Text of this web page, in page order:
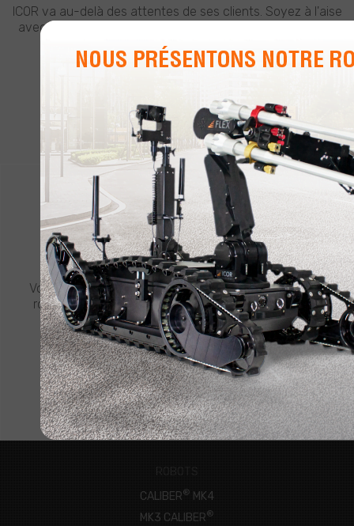
ICOR va au-delà des attentes de ses clients. Soyez à l'aise
avec le meilleur soutien de l'industrie d'ICOR, quand et où
vous en avez besoin.
CONTACTEZ ICOR
DEMANDEZ UN DEVIS
Vous avez besoin de plus amples informations sur un
robot CALIBER ou un autre produit ICOR? Cliquez ci-
dessous pour demander un devis.
CONNECTEZ-VOUS MAINTENANT
ROBOTS
CALIBER® MK4
MK3 CALIBER®